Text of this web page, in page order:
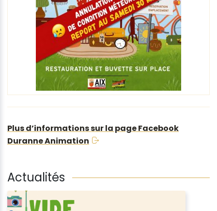
Plus d’informations sur la page Facebook
Duranne Animation
Actualités